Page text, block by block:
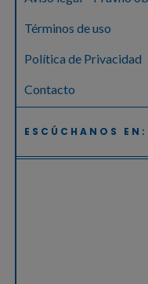
Términos de uso
Política de Privacidad
Contacto
ESCÚCHANOS EN: